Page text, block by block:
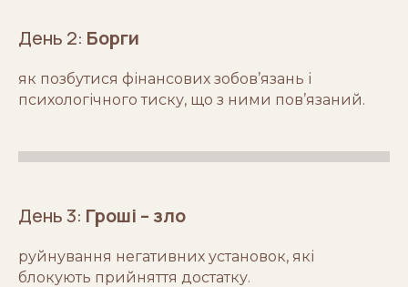
День 2: Борги
як позбутися фінансових зобов’язань і
психологічного тиску, що з ними пов’язаний.
День 3: Гроші – зло
руйнування негативних установок, які
блокують прийняття достатку.